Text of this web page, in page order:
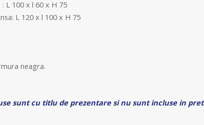
L 100 x l 60 x H 75
L 120 x l 100 x H 75
neagra.
sunt cu titlu de prezentare si nu sunt incluse in pret